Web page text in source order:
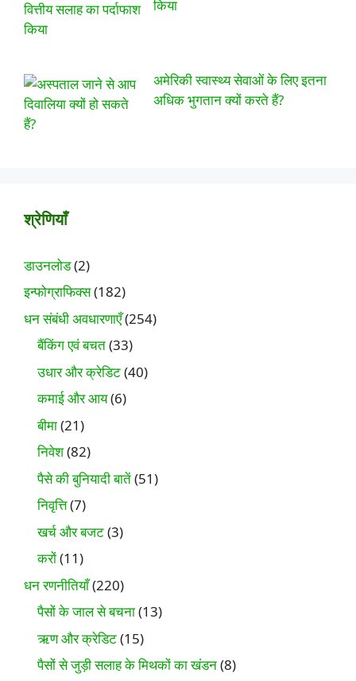
किया
अमेरिकी स्वास्थ्य सेवाओं के लिए इतना
अधिक भुगतान क्यों करते हैं?
श्रेणियाँ
डाउनलोड(2)
इन्फोग्राफिक्स(182)
धन संबंधी अवधारणाएँ(254)
बैंकिंग एवं बचत(33)
उधार और क्रेडिट(40)
कमाई और आय(6)
बीमा(21)
निवेश(82)
पैसे की बुनियादी बातें(51)
निवृत्ति(7)
खर्च और बजट(3)
करों(11)
धन रणनीतियाँ(220)
पैसों के जाल से बचना(13)
ऋण और क्रेडिट(15)
पैसों से जुड़ी सलाह के मिथकों का खंडन(8)